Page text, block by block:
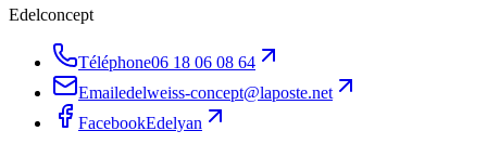
Edelconcept
Téléphone06 18 06 08 64
Emailedelweiss-concept@laposte.net
FacebookEdelyan